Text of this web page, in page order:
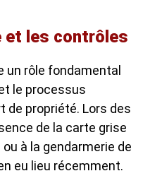
et les contrôles
un rôle fondamental
le processus
propriété. Lors des
de la carte grise
à la gendarmerie de
eu lieu récemment.